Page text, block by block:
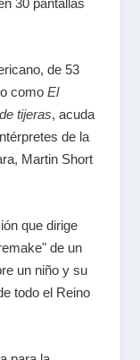
30 pantallas
de 53
comoEl
tijeras, acuda
de la
Martin Short
que dirige
de un
un niño y su
todo el Reino